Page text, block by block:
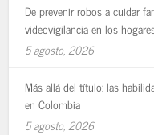
De prevenir robos a cuidar
videovigilancia en los
5 agosto, 2026
Más allá del título: las
en Colombia
5 agosto, 2026